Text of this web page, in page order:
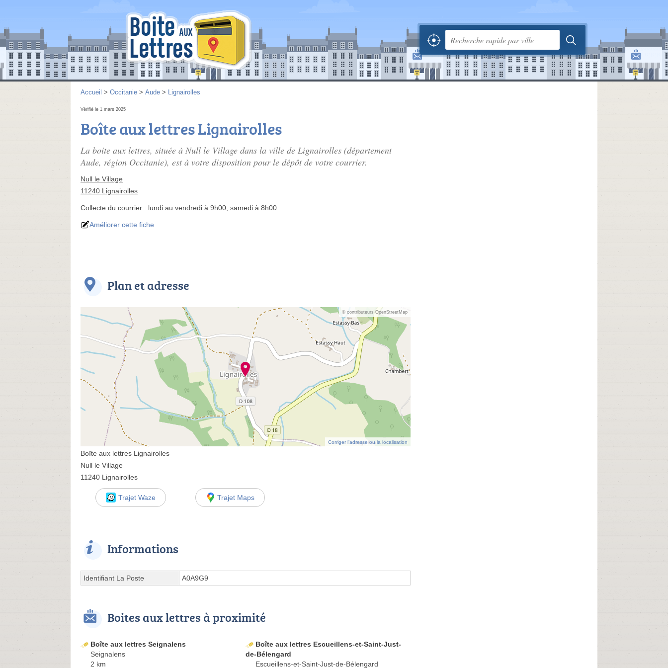
Accueil > Occitanie > Aude > Lignairolles
Vérifié le 1 mars 2025
Boîte aux lettres Lignairolles
La boite aux lettres, située à Null le Village dans la ville de Lignairolles (département
Aude, région Occitanie), est à votre disposition pour le dépôt de votre courrier.
Null le Village
11240 Lignairolles
Collecte du courrier : lundi au vendredi à 9h00, samedi à 8h00
Améliorer cette fiche
Plan et adresse
© contributeurs OpenStreetMap
Corriger l’adresse ou la localisation
Boîte aux lettres Lignairolles
Null le Village
11240 Lignairolles
Trajet Waze Trajet Maps
Informations
Identifiant La Poste A0A9G9
Boites aux lettres à proximité
Boîte aux lettres Seignalens
Seignalens
2 km
Boîte aux lettres Escueillens-et-Saint-Just-
de-Bélengard
Escueillens-et-Saint-Just-de-Bélengard